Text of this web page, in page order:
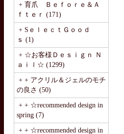
+ 育爪 Ｂｅｆｏｒｅ＆Ａ
ｆｔｅｒ (171)
+ SｅｌｅｃｔＧｏｏｄ
ｓ (1)
+ ☆お客様Ｄｅｓｉｇｎ Ｎ
ａｉｌ☆ (1299)
+ + アクリル＆ジェルのモチ
の良さ (50)
+ + ☆recommended design in
spring (7)
+ + ☆recommended design in